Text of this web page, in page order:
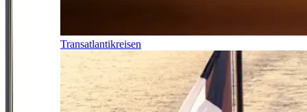
Transatlantikreisen